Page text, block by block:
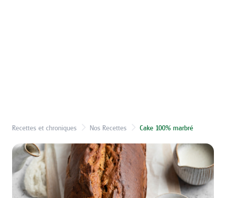
Recettes et chroniques Nos Recettes Cake 100% marbré